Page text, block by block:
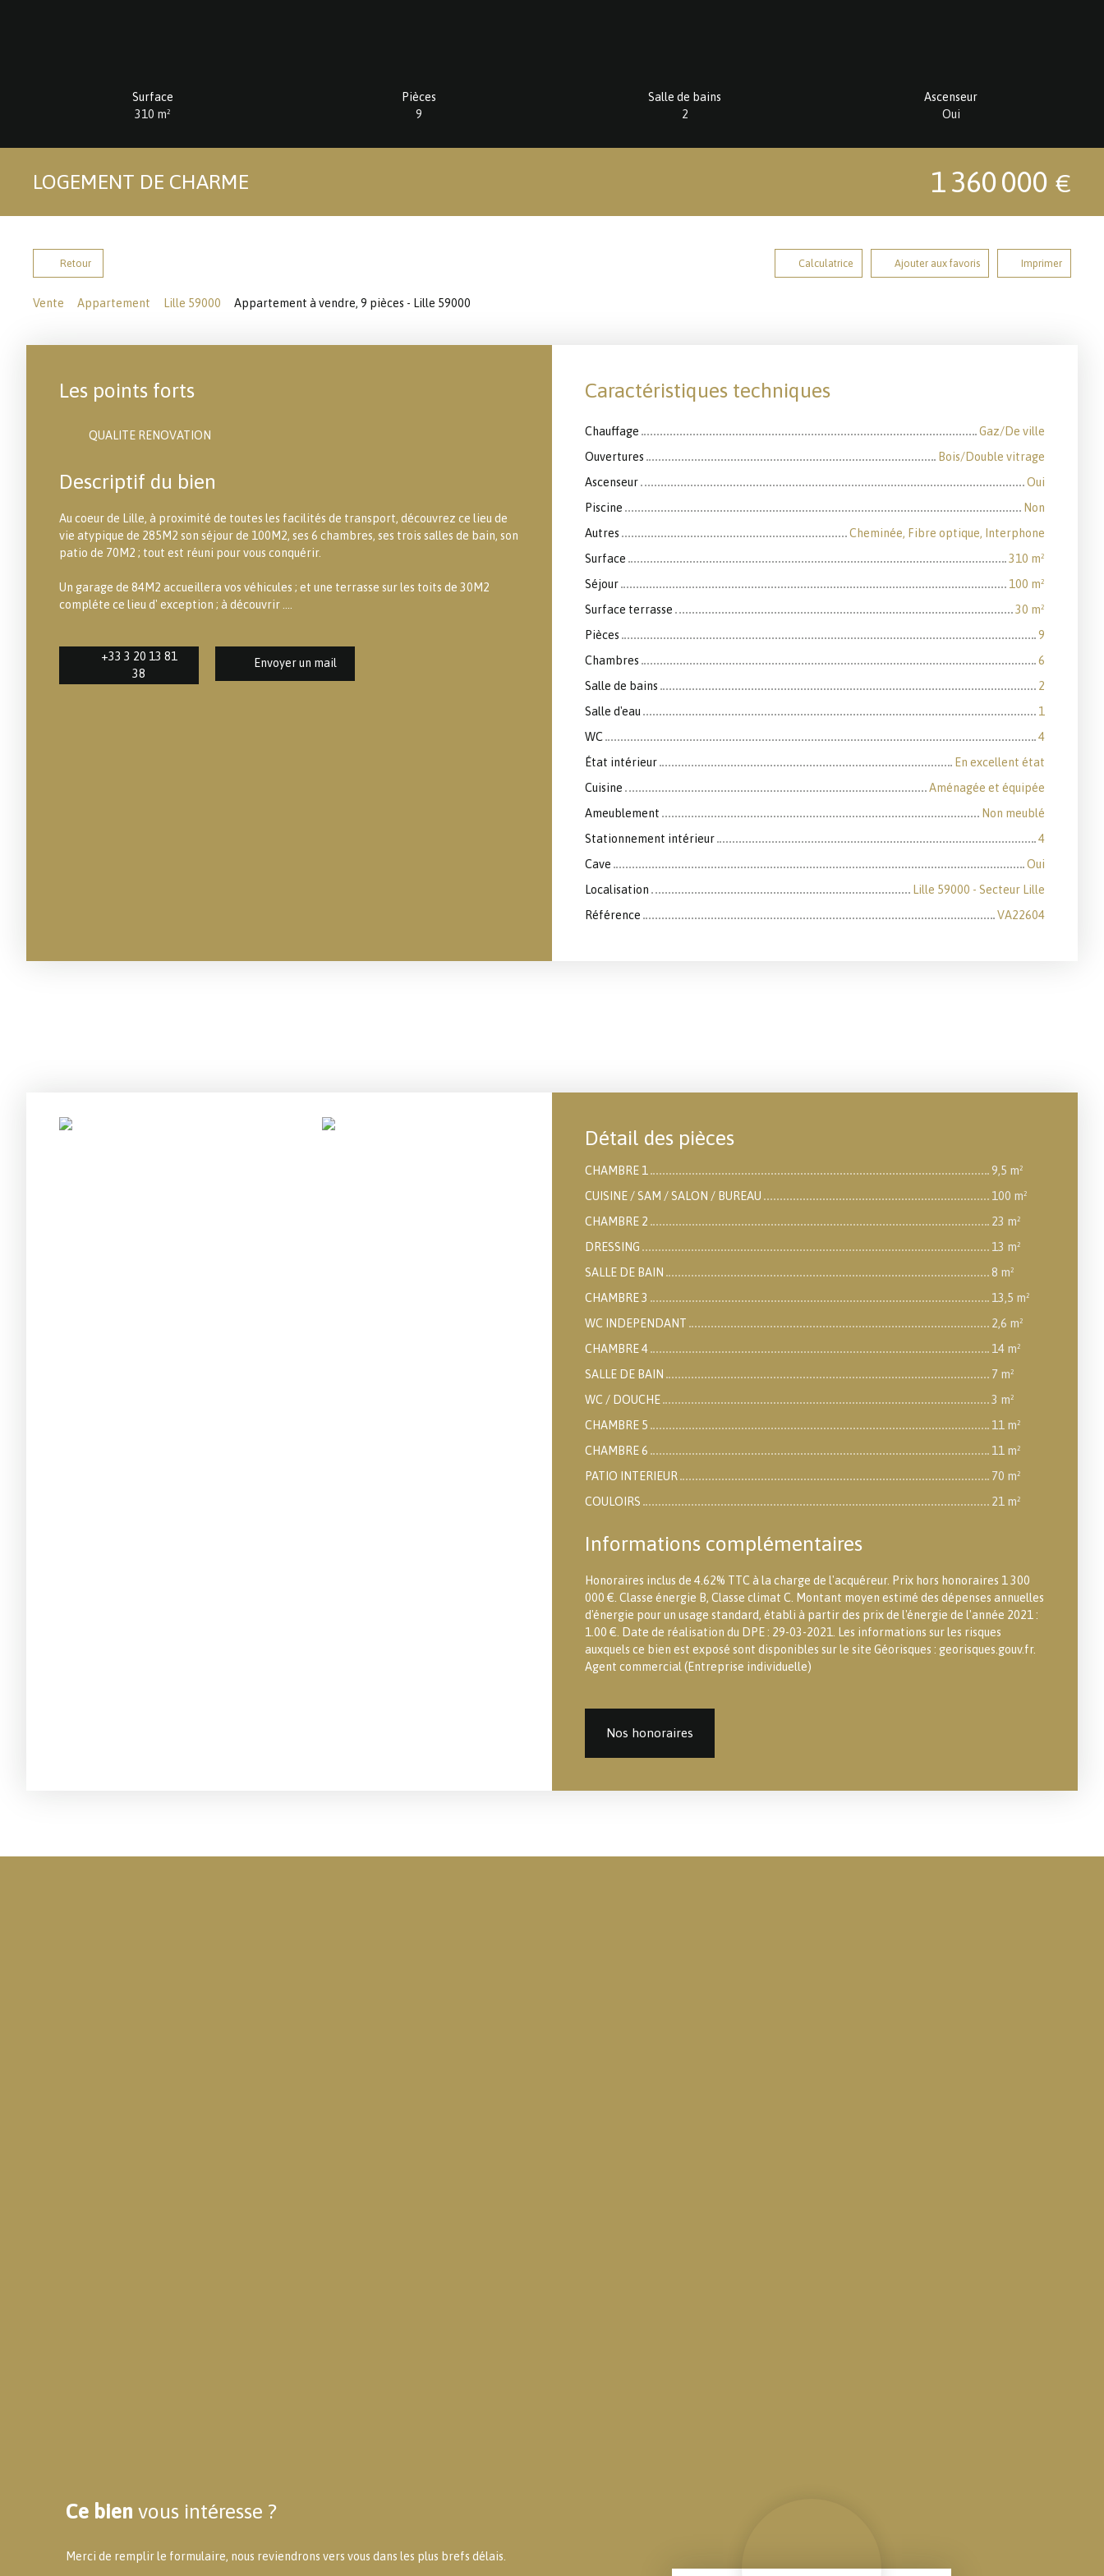
Surface
310 m²
Pièces
9
Salle de bains
2
Ascenseur
Oui
LOGEMENT DE CHARME 1 360 000 €
Retour Calculatrice Ajouter aux favoris Imprimer
Vente Appartement Lille 59000 Appartement à vendre, 9 pièces - Lille 59000
Les points forts
QUALITE RENOVATION
Descriptif du bien
Au coeur de Lille, à proximité de toutes les facilités de transport, découvrez ce lieu de
vie atypique de 285M2 son séjour de 100M2, ses 6 chambres, ses trois salles de bain, son
patio de 70M2 ; tout est réuni pour vous conquérir.
Un garage de 84M2 accueillera vos véhicules ; et une terrasse sur les toits de 30M2
compléte ce lieu d' exception ; à découvrir ....
+33 3 20 13 81
38
Envoyer un mail
Caractéristiques techniques
Chauffage
Gaz/De ville
Ouvertures
Bois/Double vitrage
Ascenseur
Oui
Piscine
Non
Autres
Cheminée, Fibre optique, Interphone
Surface
310 m²
Séjour
100 m²
Surface terrasse
30 m²
Pièces
9
Chambres
6
Salle de bains
2
Salle d'eau
1
WC
4
État intérieur
En excellent état
Cuisine
Aménagée et équipée
Ameublement
Non meublé
Stationnement intérieur
4
Cave
Oui
Localisation
Lille 59000 - Secteur Lille
Référence
VA22604
Détail des pièces
CHAMBRE 1
9,5 m²
CUISINE / SAM / SALON / BUREAU
100 m²
CHAMBRE 2
23 m²
DRESSING
13 m²
SALLE DE BAIN
8 m²
CHAMBRE 3
13,5 m²
WC INDEPENDANT
2,6 m²
CHAMBRE 4
14 m²
SALLE DE BAIN
7 m²
WC / DOUCHE
3 m²
CHAMBRE 5
11 m²
CHAMBRE 6
11 m²
PATIO INTERIEUR
70 m²
COULOIRS
21 m²
Informations complémentaires
Honoraires inclus de 4.62% TTC à la charge de l'acquéreur. Prix hors honoraires 1 300
000 €. Classe énergie B, Classe climat C. Montant moyen estimé des dépenses annuelles
d'énergie pour un usage standard, établi à partir des prix de l'énergie de l'année 2021 :
1.00 €. Date de réalisation du DPE : 29-03-2021. Les informations sur les risques
auxquels ce bien est exposé sont disponibles sur le site Géorisques : georisques.gouv.fr.
Agent commercial (Entreprise individuelle)
Nos honoraires
Ce bien vous intéresse ?
Merci de remplir le formulaire, nous reviendrons vers vous dans les plus brefs délais.